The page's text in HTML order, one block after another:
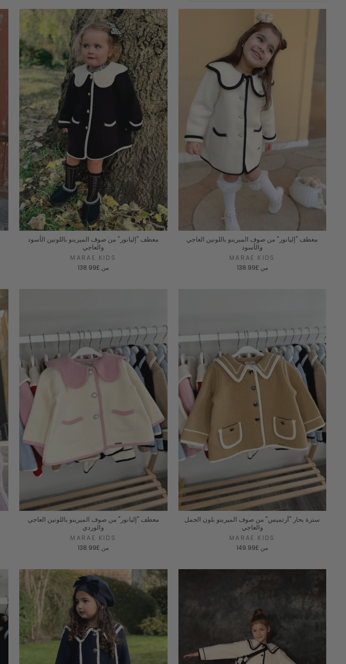
معطف "إليانور" من صوف الميرينو باللونين الأسود
والعاجي
MARAE KIDS
من £138.99
معطف "إليانور" من صوف الميرينو باللونين العاجي
والأسود
MARAE KIDS
من £138.99
معطف "إليانور" من صوف الميرينو باللونين العاجي
والوردي
MARAE KIDS
من £138.99
سترة بحار "أرتميس" من صوف الميرينو بلون الجمل
والعاجي
MARAE KIDS
من £149.99